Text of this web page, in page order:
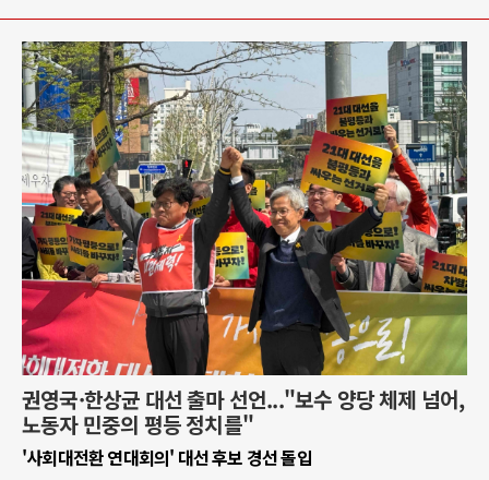
권영국·한상균 대선 출마 선언..."보수 양당 체제 넘어,
노동자 민중의 평등 정치를"
'사회대전환 연대회의' 대선 후보 경선 돌입